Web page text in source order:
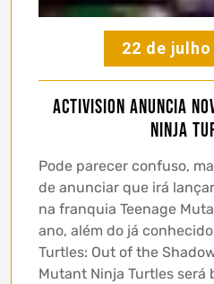
22 de
Activision anuncia
Ninja
Pode parecer confuso,
de anunciar que irá
na franquia Teenage
ano, além do já
Turtles: Out of the
Mutant Ninja Turtles será